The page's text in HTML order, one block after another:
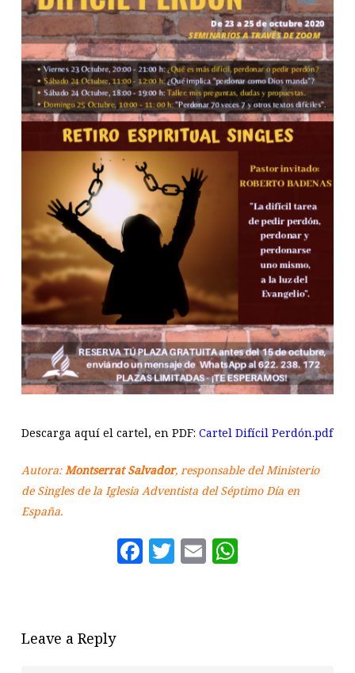
Descarga aquí el cartel, en PDF: Cartel Difícil Perdón.pdf
Autora: Montserrat Salvador, responsable del Ministerio
de Singles de la Iglesia Adventista del Séptimo Día en
España.
Facebook
Twitter
Email
Leave a Reply